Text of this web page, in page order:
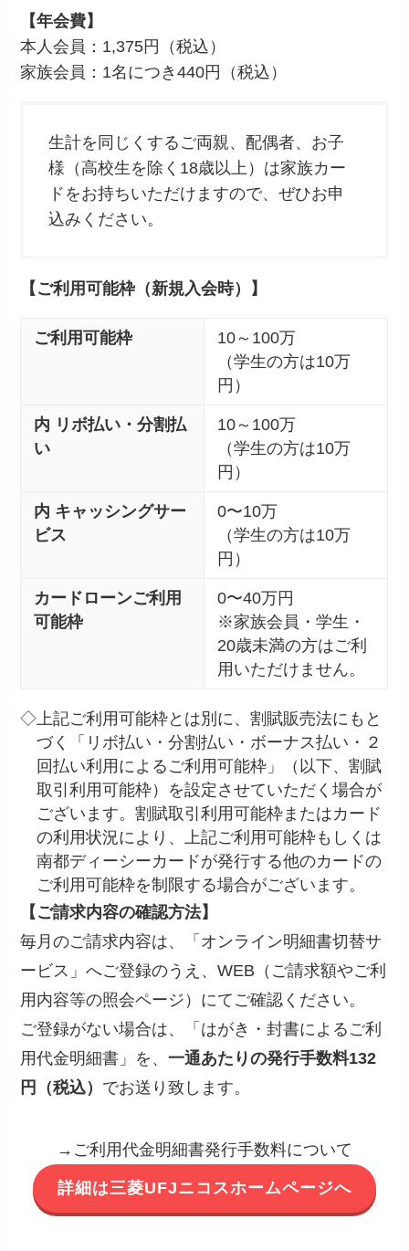
【年会費】
本人会員：1,375円（税込）
家族会員：1名につき440円（税込）
生計を同じくするご両親、配偶者、お子
様（高校生を除く18歳以上）は家族カー
ドをお持ちいただけますので、ぜひお申
込みください。
【 ご利用可能枠（新規入会時）】
ご利用可能枠
10～100万
（学生の方は10万
円）
内 リボ払い・分割払
い
10～100万
（学生の方は10万
円）
内 キャッシングサー
ビス
0〜10万
（学生の方は10万
円）
カードローンご利用
可能枠
0〜40万円
※家族会員・学生・
20歳未満の方はご利
用いただけません。
◇上記ご利用可能枠とは別に、割賦販売法にもと
づく「リボ払い・分割払い・ボーナス払い・２
回払い利用によるご利用可能枠」（以下、割賦
取引利用可能枠）を設定させていただく場合が
ございます。割賦取引利用可能枠またはカード
の利用状況により、上記ご利用可能枠もしくは
南都ディーシーカードが発行する他のカードの
ご利用可能枠を制限する場合がございます。
【ご請求内容の確認方法】
毎月のご請求内容は、「オンライン明細書切替サ
ービス」へご登録のうえ、WEB（ご請求額やご利
用内容等の照会ページ）にてご確認ください。
ご登録がない場合は、「はがき・封書によるご利
用代金明細書」を、一通あたりの発行手数料132
円（税込） でお送り致します。
→ご利用代金明細書発行手数料について
詳細は三菱UFJニコスホームページへ